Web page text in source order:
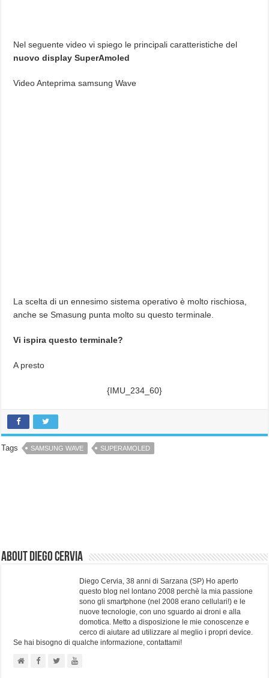
Nel seguente video vi spiego le principali caratteristiche del
nuovo display SuperAmoled
Video Anteprima samsung Wave
La scelta di un ennesimo sistema operativo è molto rischiosa,
anche se Smasung punta molto su questo terminale.
Vi ispira questo terminale?
A presto
{IMU_234_60}
Tags SAMSUNG WAVE SUPERAMOLED
About Diego Cervia
Diego Cervia, 38 anni di Sarzana (SP) Ho aperto
questo blog nel lontano 2008 perchè la mia passione
sono gli smartphone (nel 2008 erano cellulari!) e le
nuove tecnologie, con uno sguardo ai droni e alla
domotica. Metto a disposizione le mie conoscenze e
cerco di aiutare ad utilizzare al meglio i propri device.
Se hai bisogno di qualche informazione, contattami!